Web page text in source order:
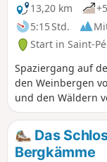
13,20 km
5:15 Std.
Start in Saint-
Spaziergang auf
den Weinbergen
und den Wäldern
Das
Bergkämme